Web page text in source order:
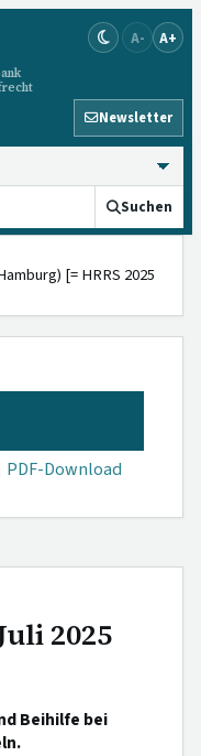
A- A+
Newsletter
Suchen
[= HRRS 2025
PDF-Download
2025
Beihilfe bei